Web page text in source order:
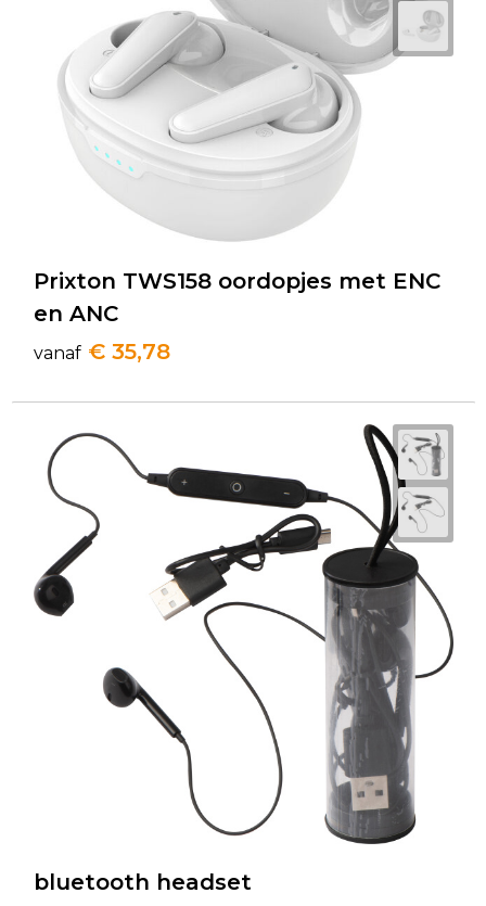
Prixton TWS158 oordopjes met ENC
en ANC
vanaf € 35,78
bluetooth headset